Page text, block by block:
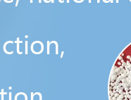
页 们